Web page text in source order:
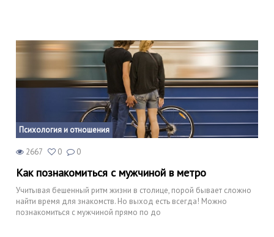
Психология и отношения
2667 0 0
Как познакомиться с мужчиной в метро
Учитывая бешенный ритм жизни в столице, порой бывает сложно
найти время для знакомств. Но выход есть всегда! Можно
познакомиться с мужчиной прямо по до